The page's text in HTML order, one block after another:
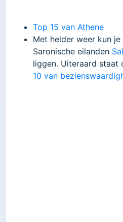
Top 15 van Athene
Met helder weer kun
Saronische eilanden
liggen. Uiteraard staat
10 van